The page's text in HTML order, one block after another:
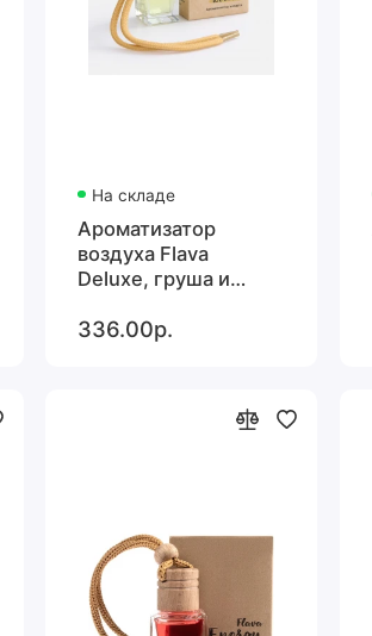
На складе
Ароматизатор
воздуха Flava
Deluxe, груша и
336.00р.